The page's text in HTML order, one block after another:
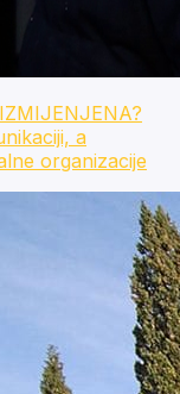
a
organizacije